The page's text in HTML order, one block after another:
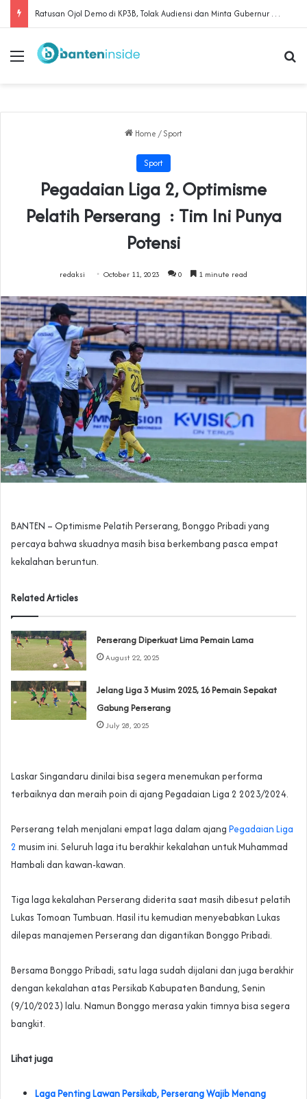
Polda Banten Pastikan Walikota Serang Bakal Dimintai Keterangan dalam Kasus Dugaan Penipuan Lahan
Menu
Home / Sport
Sport
Pegadaian Liga 2, Optimisme
Pelatih Perserang : Tim Ini Punya
Potensi
redaksi October 11, 2023 0 1 minute read
BANTEN – Optimisme Pelatih Perserang, Bonggo Pribadi yang
percaya bahwa skuadnya masih bisa berkembang pasca empat
kekalahan beruntun.
Related Articles
Perserang Diperkuat Lima Pemain Lama
August 22, 2025
Jelang Liga 3 Musim 2025, 16 Pemain Sepakat
Gabung Perserang
July 28, 2025
Laskar Singandaru dinilai bisa segera menemukan performa
terbaiknya dan meraih poin di ajang Pegadaian Liga 2 2023/2024.
Perserang telah menjalani empat laga dalam ajang Pegadaian Liga
2 musim ini. Seluruh laga itu berakhir kekalahan untuk Muhammad
Hambali dan kawan-kawan.
Tiga laga kekalahan Perserang diderita saat masih dibesut pelatih
Lukas Tomoan Tumbuan. Hasil itu kemudian menyebabkan Lukas
dilepas manajemen Perserang dan digantikan Bonggo Pribadi.
Bersama Bonggo Pribadi, satu laga sudah dijalani dan juga berakhir
dengan kekalahan atas Persikab Kabupaten Bandung, Senin
(9/10/2023) lalu. Namun Bonggo merasa yakin timnya bisa segera
bangkit.
Lihat juga
Laga Penting Lawan Persikab, Perserang Wajib Menang